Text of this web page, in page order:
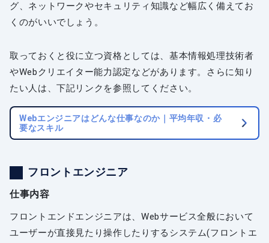
グ、ネットワークやセキュリティ知識など幅広く備えてお
くのがいいでしょう。
取っておくと役に立つ資格としては、基本情報処理技術者
やWebクリエイター能力認定などがあります。さらに知り
たい人は、下記リンクを参照してください。
Webエンジニアはどんな仕事なのか｜平均年収・必
要なスキル
フロントエンジニア
仕事内容
フロントエンドエンジニアは、Webサービス全般において
ユーザーが直接見たり操作したりするシステム(フロントエ